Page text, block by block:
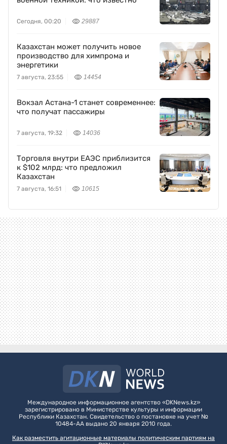
Сегодня, 00:20 29887
Казахстан может получить новое
производство для химпрома и
энергетики
7 августа, 23:55 14454
Вокзал Астана-1 станет современнее:
что получат пассажиры
7 августа, 19:32 14036
Торговля внутри ЕАЭС приблизится
к $102 млрд: что предложил
Казахстан
7 августа, 16:51 10615
Международное информационное агентство «DKNews.kz»
зарегистрировано в Министерстве культуры и информации
Республики Казахстан. Свидетельство о постановке на учет №
10484-АА выдано 20 января 2010 года.
Как разместить агитационные материалы политическим партиям на